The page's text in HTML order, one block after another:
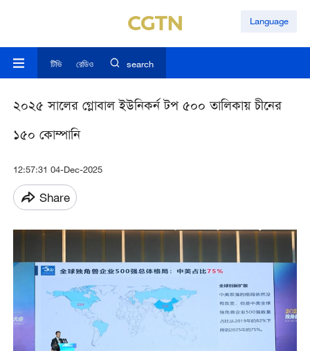
Language
টিভি রেডিও search
২০২৫ সালের গ্লোবাল ইউনিকর্ন টপ ৫০০ তালিকায় চীনের
১৫০ কোম্পানি
12:57:31 04-Dec-2025
Share